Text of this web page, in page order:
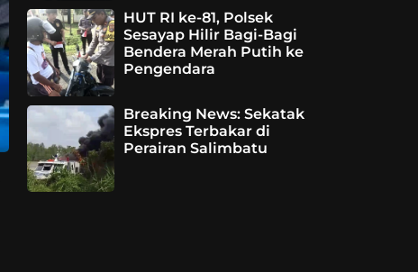
HUT RI ke-81, Polsek
Sesayap Hilir Bagi-Bagi
Bendera Merah Putih ke
Pengendara
Breaking News: Sekatak
Ekspres Terbakar di
Perairan Salimbatu